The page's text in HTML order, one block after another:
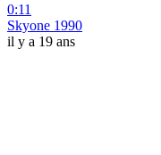
0:11
Skyone 1990
il y a 19 ans